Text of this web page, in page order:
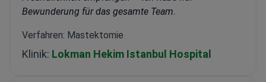
Bewunderung für das gesamte Team.
Verfahren: Mastektomie
Klinik: Lokman Hekim Istanbul Hospital